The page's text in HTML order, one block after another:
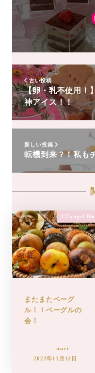
古い投稿
【卵・乳不使用！
神アイス！！
新しい投稿
転機到来？！私も
3♡angel
またまたベーグ
ル！！ベーグルの
会！
mari
2022年11月12日